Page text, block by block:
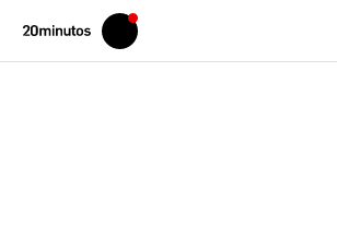
Volver
Iniciar
sesión